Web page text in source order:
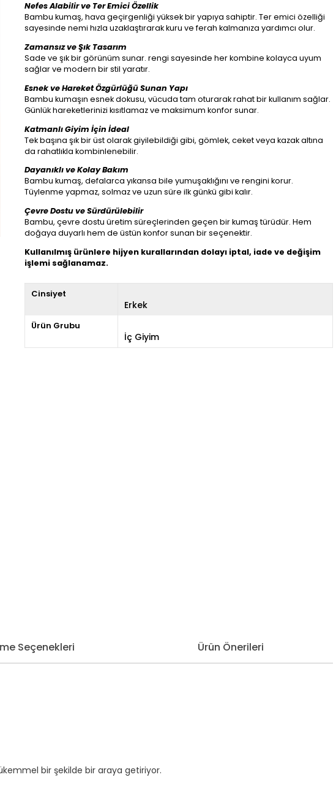
Nefes Alabilir ve Ter Emici Özellik
Bambu kumaş, hava geçirgenliği yüksek bir yapıya sahiptir. Ter emici özelliği
sayesinde nemi hızla uzaklaştırarak kuru ve ferah kalmanıza yardımcı olur.
Zamansız ve Şık Tasarım
Sade ve şık bir görünüm sunar. rengi sayesinde her kombine kolayca uyum
sağlar ve modern bir stil yaratır.
Esnek ve Hareket Özgürlüğü Sunan Yapı
Bambu kumaşın esnek dokusu, vücuda tam oturarak rahat bir kullanım sağlar.
Günlük hareketlerinizi kısıtlamaz ve maksimum konfor sunar.
Katmanlı Giyim İçin İdeal
Tek başına şık bir üst olarak giyilebildiği gibi, gömlek, ceket veya kazak altına
da rahatlıkla kombinlenebilir.
Dayanıklı ve Kolay Bakım
Bambu kumaş, defalarca yıkansa bile yumuşaklığını ve rengini korur.
Tüylenme yapmaz, solmaz ve uzun süre ilk günkü gibi kalır.
Çevre Dostu ve Sürdürülebilir
Bambu, çevre dostu üretim süreçlerinden geçen bir kumaş türüdür. Hem
doğaya duyarlı hem de üstün konfor sunan bir seçenektir.
Kullanılmış ürünlere hijyen kurallarından dolayı iptal, iade ve değişim
işlemi sağlanamaz.
Cinsiyet
Erkek
Ürün Grubu
İç Giyim
Seçenekleri Ürün Önerileri
bir şekilde bir araya getiriyor.